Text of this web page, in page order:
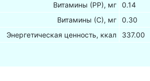
Витамины (РР), мг
0.14
Витамины (С), мг
0.30
Энергетическая ценность, ккал
337.00